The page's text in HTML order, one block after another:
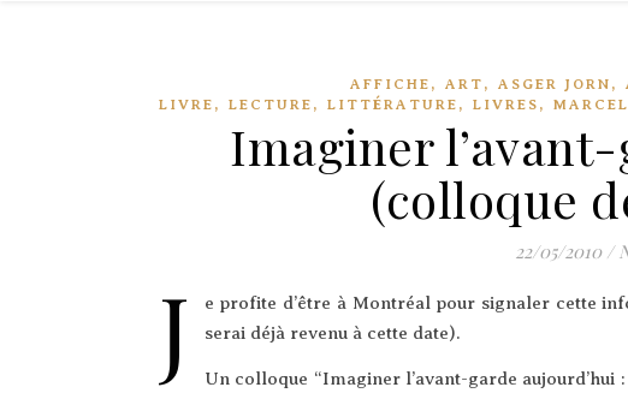
AFFICHE , ART , ASGER JORN ,
LIVRE , LECTURE , LITTÉRATURE , LIVRES ,
Imaginer
(colloque
22/05/2010 /
J
e pro­fite d’être à Mont­réal pour signa­ler cette
serai déjà reve­nu à cette date).
Un col­loque “Ima­gi­ner l’a­vant-garde aujourd’­hui